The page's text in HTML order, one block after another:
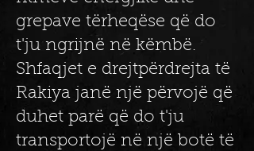
grepave tërheqëse që do
t'ju ngrijnë në këmbë.
Shfaqjet e drejtpërdrejta të
Rakiya janë një përvojë që
duhet parë që do t'ju
transportojë në një botë të